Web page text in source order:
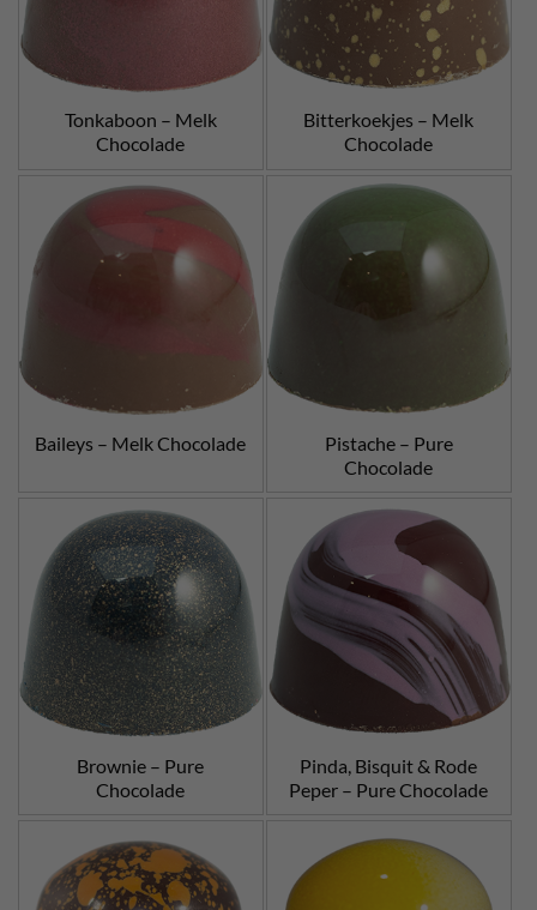
Tonkaboon – Melk
Chocolade
Bitterkoekjes – Melk
Chocolade
Baileys – Melk Chocolade
Pistache – Pure
Chocolade
Brownie – Pure
Chocolade
Pinda, Bisquit & Rode
Peper – Pure Chocolade